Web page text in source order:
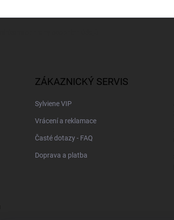
ZÁKAZNICKÝ SERVIS
Sylviene VIP
Vrácení a reklamace
Časté dotazy - FAQ
Doprava a platba